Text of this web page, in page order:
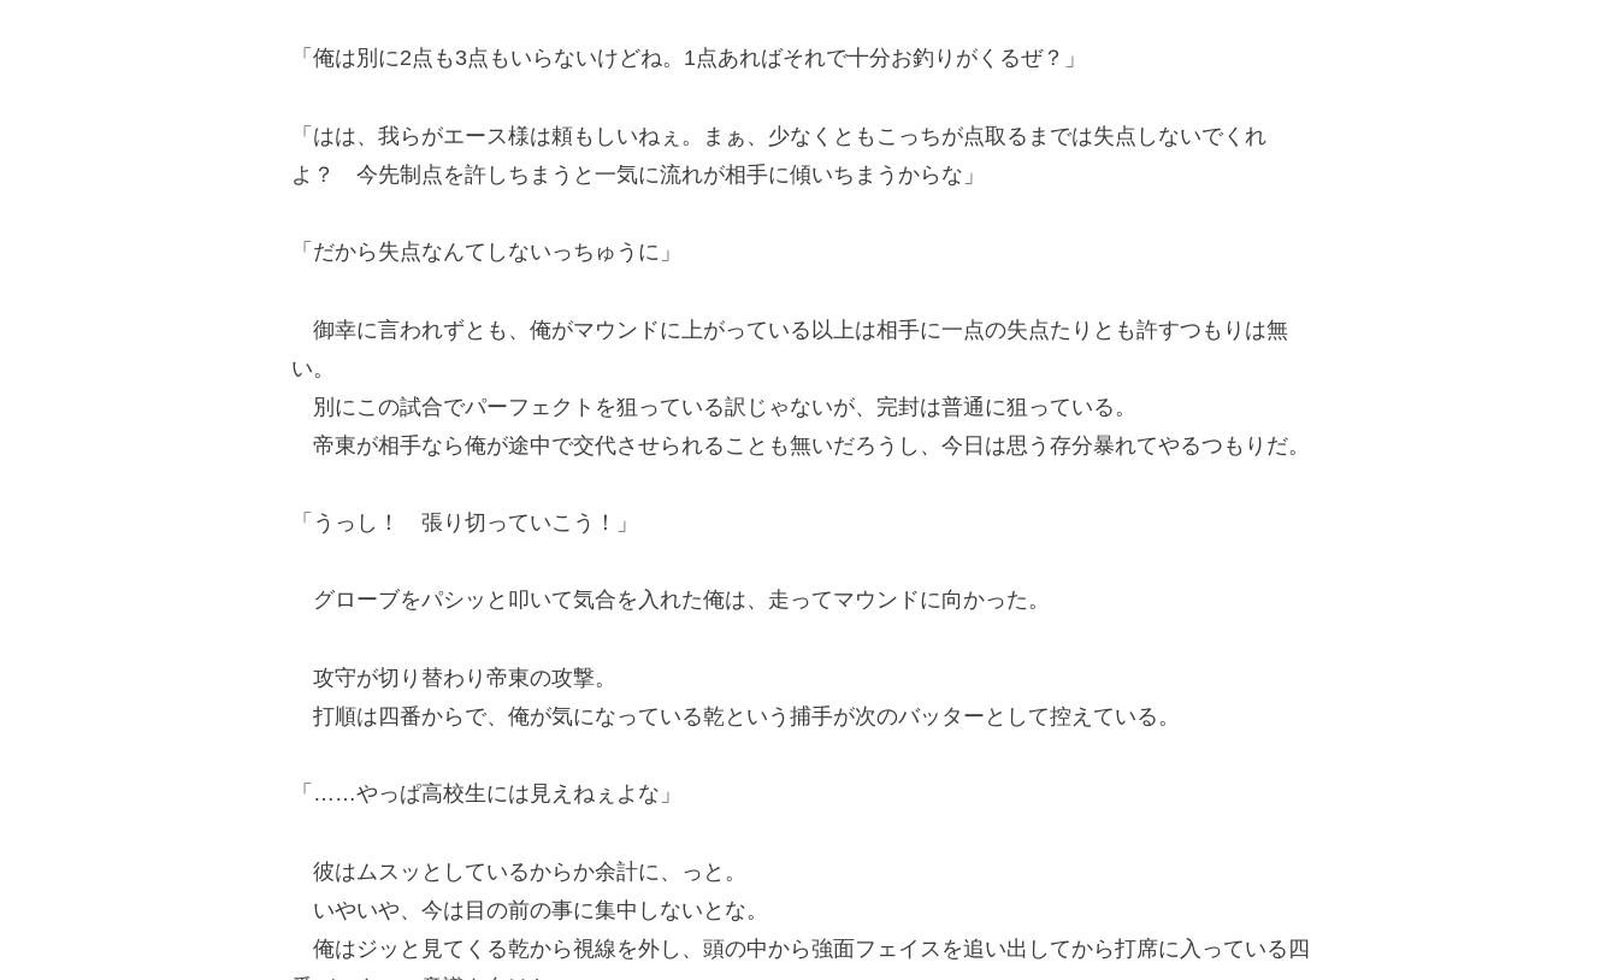
「俺は別に2点も3点もいらないけどね。1点あればそれで十分お釣りがくるぜ？」
「はは、我らがエース様は頼もしいねぇ。まぁ、少なくともこっちが点取るまでは失点しないでくれ
よ？ 今先制点を許しちまうと一気に流れが相手に傾いちまうからな」
「だから失点なんてしないっちゅうに」
御幸に言われずとも、俺がマウンドに上がっている以上は相手に一点の失点たりとも許すつもりは無
い。
別にこの試合でパーフェクトを狙っている訳じゃないが、完封は普通に狙っている。
帝東が相手なら俺が途中で交代させられることも無いだろうし、今日は思う存分暴れてやるつもりだ。
「うっし！ 張り切っていこう！」
グローブをパシッと叩いて気合を入れた俺は、走ってマウンドに向かった。
攻守が切り替わり帝東の攻撃。
打順は四番からで、俺が気になっている乾という捕手が次のバッターとして控えている。
「……やっぱ高校生には見えねぇよな」
彼はムスッとしているからか余計に、っと。
いやいや、今は目の前の事に集中しないとな。
俺はジッと見てくる乾から視線を外し、頭の中から強面フェイスを追い出してから打席に入っている四